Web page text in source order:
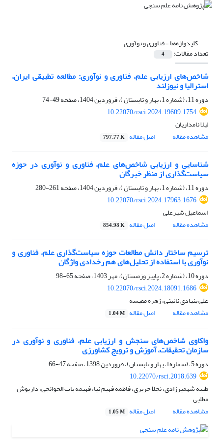
کلیدواژه‌ها =فناوری و نوآوری
تعداد مقالات: 4
شاخص‌های ارزیابی علم،‌ فناوری و نوآوری: مطالعه تطبیقی ایران،
استرالیا و نیوزلند
دوره 11، (شماره 1، بهار و تابستان )، فروردین 1404، صفحه
49-74
10.22070/rsci.2024.19609.1754
لیلا نامداریان
مشاهده مقاله
اصل مقاله 797.77 K
شناسایی و ارزیابی شاخص‌های علم، فناوری و نوآوری در حوزه
سیاست‌گذاری از منظر خبرگان
دوره 11، (شماره 1، بهار و تابستان )، فروردین 1404، صفحه
261-280
10.22070/rsci.2024.17963.1676
اسماعیل شیرعلی
مشاهده مقاله
اصل مقاله 854.98 K
ترسیم ساختار دانش مطالعات حوزه سیاست‌گذاری علم، فناوری و
نوآوری با استفاده از تحلیل‌های هم رخدادی واژگان
دوره 10، (شماره 2، پاییز وزمستان)، مهر 1403، صفحه
65-98
10.22070/rsci.2024.18091.1686
علی بنیادی نائینی، زهره مقیسه
مشاهده مقاله
اصل مقاله 1.04 M
واکاوی شاخص‌های سنجش و ارزیابی علم، فناوری و نوآوری در
سازمان تحقیقات، آموزش و ترویج کشاورزی
دوره 5، (شماره ا، بهار و تابستان)، فروردین 1398، صفحه
47-66
10.22070/rsci.2018.639
طیبه شهمیرزادی، نجلا حریری، فاطمه فهیم نیا، فهیمه باب الحوائجی، داریوش
مطلبی
مشاهده مقاله
اصل مقاله 1.05 M